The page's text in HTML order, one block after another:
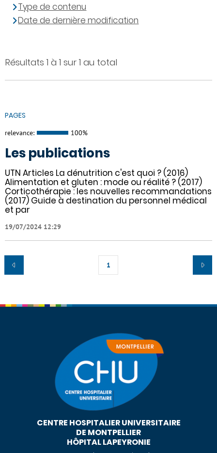
Résultats 1 à 1 sur 1 au total
PAGES
relevance: 100%
Les publications
UTN Articles La dénutrition c'est quoi ? (2016)
Alimentation et gluten : mode ou réalité ? (2017)
Corticothérapie : les nouvelles recommandations
(2017) Guide à destination du personnel médical
et par
19/07/2024 12:29
1
Type de contenu
Date de dernière modification
CENTRE HOSPITALIER UNIVERSITAIRE
DE MONTPELLIER
HÔPITAL LAPEYRONIE